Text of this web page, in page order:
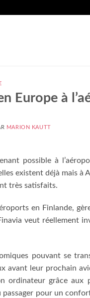
Europe à
MARION KAUTT
possible à
existent déjà mais à
très satisfaits.
en Finlande,
veut réellement
pouvant se
avant leur prochain
ordinateur grâce aux
pour un